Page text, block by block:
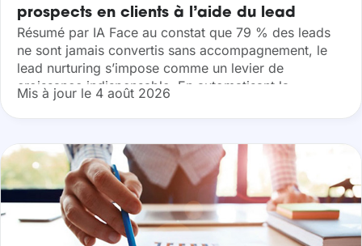
prospects en clients à l’aide du lead
nurturing
Résumé par IA Face au constat que 79 % des leads
ne sont jamais convertis sans accompagnement, le
lead nurturing s’impose comme un levier de
croissance indispensable. En automatisant la
diffusion de contenus personnalisés et en...
Mis à jour le 4 août 2026